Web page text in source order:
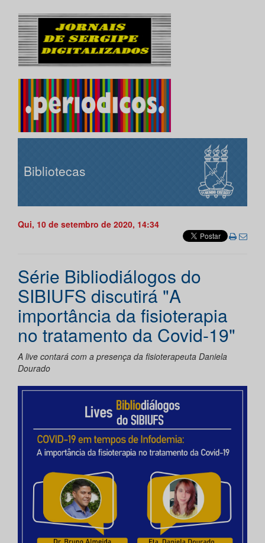
Bibliotecas
Qui, 10 de setembro de 2020, 14:34
Série Bibliodiálogos do
SIBIUFS discutirá "A
importância da fisioterapia
no tratamento da Covid-19"
A live contará com a presença da fisioterapeuta Daniela
Dourado